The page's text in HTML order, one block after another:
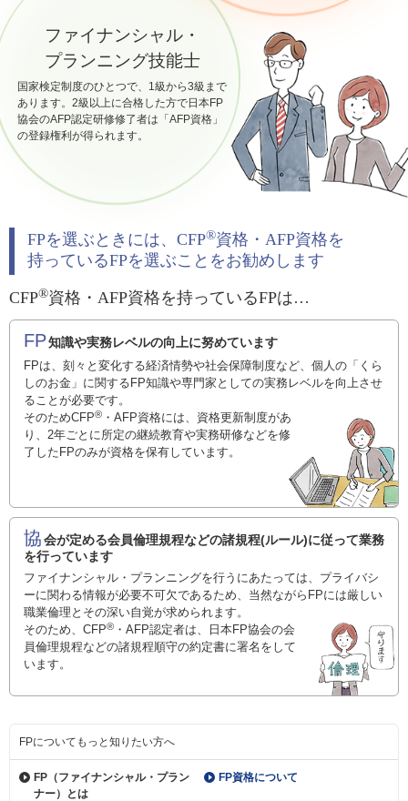
ファイナンシャル・
プランニング技能士
国家検定制度のひとつで、1級から3級まで
あります。2級以上に合格した方で日本FP
協会のAFP認定研修修了者は「AFP資格」
の登録権利が得られます。
FPを選ぶときには、CFP®資格・AFP資格を
持っているFPを選ぶことをお勧めします
CFP®資格・AFP資格を持っているFPは…
FP知識や実務レベルの向上に努めています
FPは、刻々と変化する経済情勢や社会保障制度など、個人の「くら
しのお金」に関するFP知識や専門家としての実務レベルを向上させ
ることが必要です。
そのためCFP® ・AFP資格には、資格更新制度があ
り、2年ごとに所定の継続教育や実務研修などを修
了したFPのみが資格を保有しています。
協会が定める会員倫理規程などの諸規程(ルール)に従って業務
を行っています
ファイナンシャル・プランニングを行うにあたっては、プライバシ
ーに関わる情報が必要不可欠であるため、当然ながらFPには厳しい
職業倫理とその深い自覚が求められます。
そのため、CFP® ・AFP認定者は、日本FP協会の会
員倫理規程などの諸規程順守の約定書に署名をして
います。
FPについてもっと知りたい方へ
FP（ファイナンシャル・ プラン
ナー）とは
FP資格について